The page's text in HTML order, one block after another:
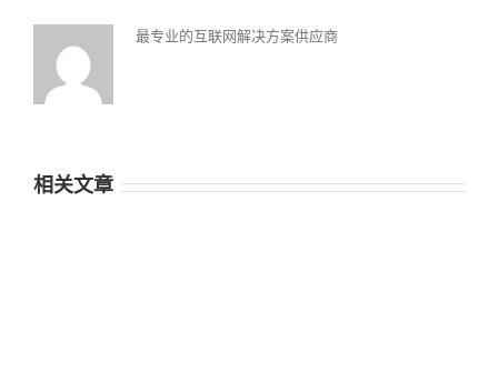
最专业的互联网解决方案供应商
相关文章